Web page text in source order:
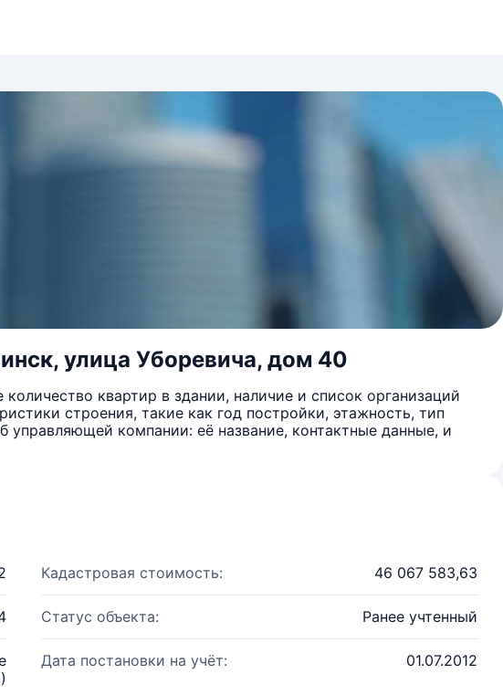
улица Уборевича, дом 40
квартир в здании, наличие и список организаций
строения, такие как год постройки, этажность, тип
компании: её название, контактные данные, и
Кадастровая стоимость: 46 067 583,63
Статус объекта: Ранее учтенный
Дата постановки на учёт: 01.07.2012